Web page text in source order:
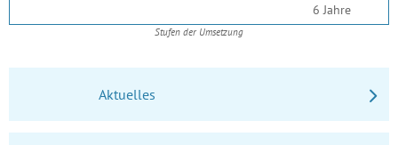
Stufen der Umsetzung
6 Jahre
Aktuelles